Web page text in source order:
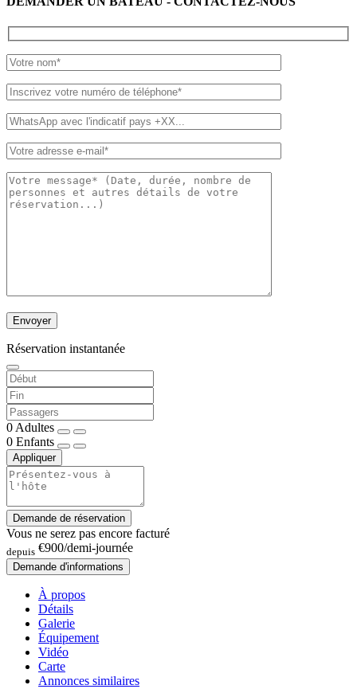
Réservation instantanée
0 Adultes
0 Enfants
Appliquer
Demande de réservation
Vous ne serez pas encore facturé
depuis €900/demi-journée
Demande d'informations
À propos
Détails
Galerie
Équipement
Vidéo
Carte
Annonces similaires